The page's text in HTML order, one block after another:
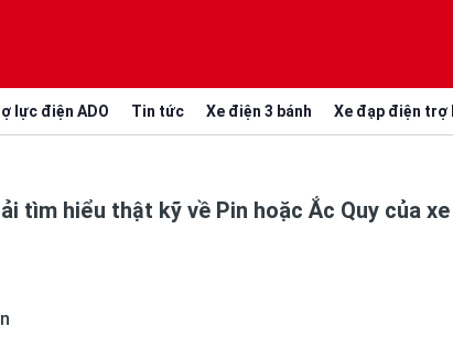
lực điện ADO Tin tức Xe điện 3 bánh Xe đạp điện trợ
tìm hiểu thật kỹ về Pin hoặc Ắc Quy của xe